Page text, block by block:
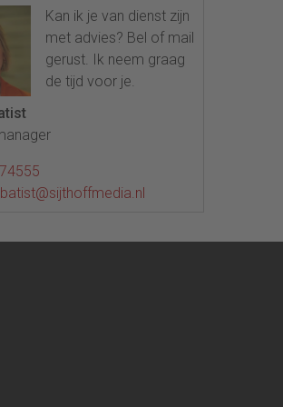
Kan ik je van dienst zijn
met advies? Bel of mail
gerust. Ik neem graag
de tijd voor je.